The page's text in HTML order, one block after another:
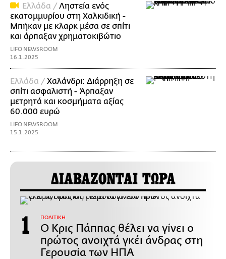
Ελλάδα /Ληστεία ενός
εκατομμυρίου στη Χαλκιδική -
Μπήκαν με κλαρκ μέσα σε σπίτι
και άρπαξαν χρηματοκιβώτιο
LIFO NEWSROOM
16.1.2025
Ελλάδα /Χαλάνδρι: Διάρρηξη σε
σπίτι ασφαλιστή - Άρπαξαν
μετρητά και κοσμήματα αξίας
60.000 ευρώ
LIFO NEWSROOM
15.1.2025
ΔΙΑΒΑΖΟΝΤΑΙ ΤΩΡΑ
ΠΟΛΙΤΙΚΗ
Ο Κρις Πάππας θέλει να γίνει ο
πρώτος ανοιχτά γκέι άνδρας στη
Γερουσία των ΗΠΑ